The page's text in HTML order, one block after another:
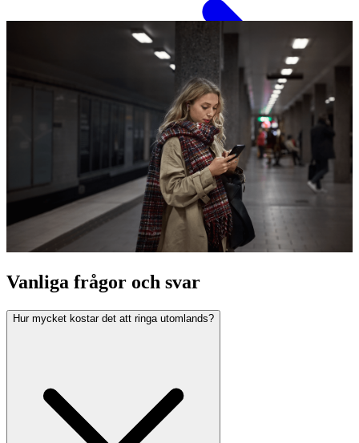
Vanliga frågor och svar
Hur mycket kostar det att ringa utomlands?